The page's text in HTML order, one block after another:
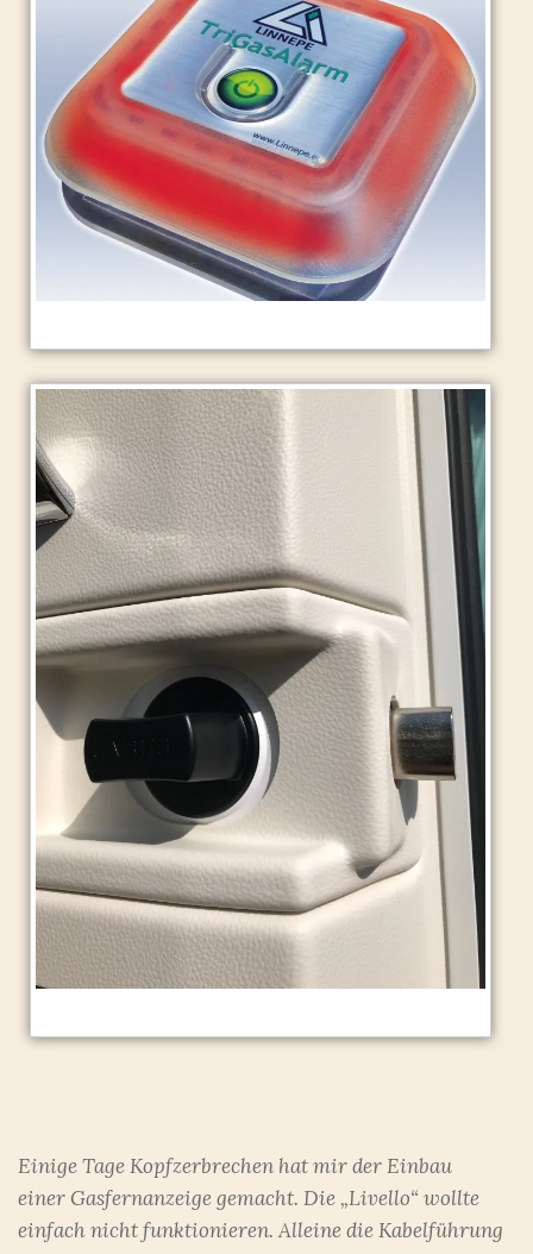
Einige Tage Kopfzerbrechen hat mir der Einbau
einer Gasfernanzeige gemacht. Die „Livello“ wollte
einfach nicht funktionieren. Alleine die Kabelführung